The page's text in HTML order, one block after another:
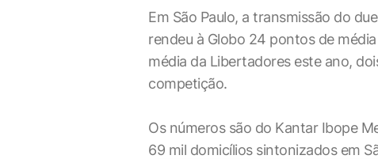
Em São Paulo, a transmissão do
rendeu à Globo 24 pontos de
média da Libertadores este ano,
competição.
Os números são do Kantar Ibope
69 mil domicílios sintonizados em